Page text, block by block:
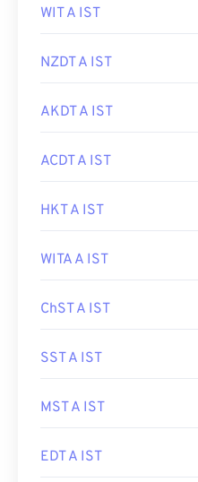
WIT A IST
NZDT A IST
AKDT A IST
ACDT A IST
HKT A IST
WITA A IST
ChST A IST
SST A IST
MST A IST
EDT A IST